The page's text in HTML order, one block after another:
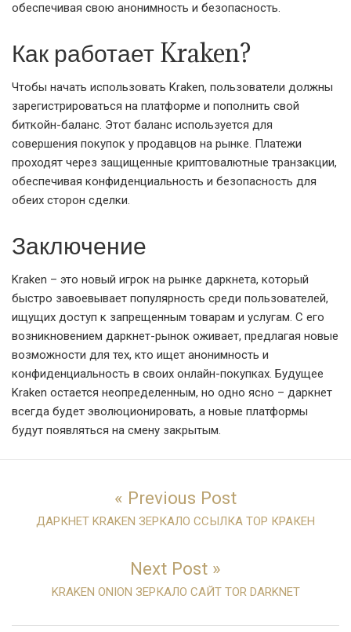
обеспечивая свою анонимность и безопасность.
Как работает Kraken?
Чтобы начать использовать Kraken, пользователи должны
зарегистрироваться на платформе и пополнить свой
биткойн-баланс. Этот баланс используется для
совершения покупок у продавцов на рынке. Платежи
проходят через защищенные криптовалютные транзакции,
обеспечивая конфиденциальность и безопасность для
обеих сторон сделки.
Заключение
Kraken – это новый игрок на рынке даркнета, который
быстро завоевывает популярность среди пользователей,
ищущих доступ к запрещенным товарам и услугам. С его
возникновением даркнет-рынок оживает, предлагая новые
возможности для тех, кто ищет анонимность и
конфиденциальность в своих онлайн-покупках. Будущее
Kraken остается неопределенным, но одно ясно – даркнет
всегда будет эволюционировать, а новые платформы
будут появляться на смену закрытым.
« Previous Post
ДАРКНЕТ KRAKEN ЗЕРКАЛО ССЫЛКА ТОР КРАКЕН
Next Post »
KRAKEN ONION ЗЕРКАЛО САЙТ TOR DARKNET